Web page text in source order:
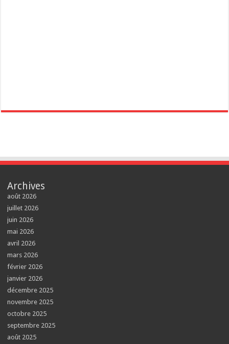
Archives
août 2026
juillet 2026
juin 2026
mai 2026
avril 2026
mars 2026
février 2026
janvier 2026
décembre 2025
novembre 2025
octobre 2025
septembre 2025
août 2025